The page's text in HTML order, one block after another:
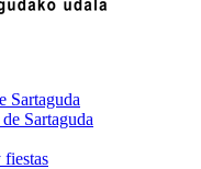
Sartaguda
Sartaguda